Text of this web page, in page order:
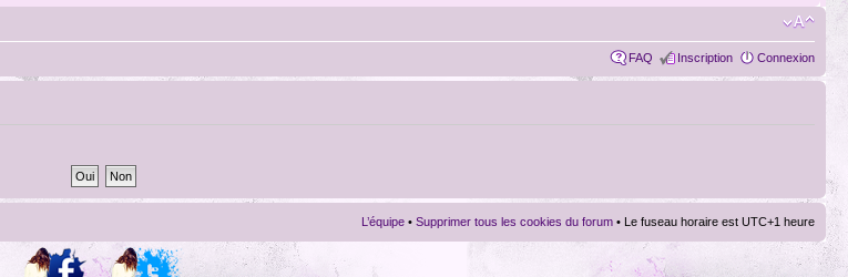
FAQ Inscription Connexion
L’équipe • Supprimer tous les cookies du forum • Le fuseau horaire est UTC+1 heure